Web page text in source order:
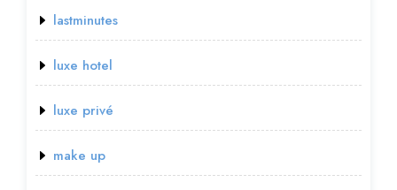
lastminutes
luxe hotel
luxe privé
make up